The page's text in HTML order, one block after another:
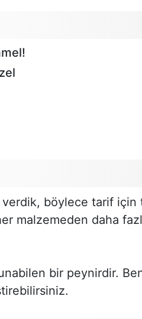
verdik, böylece tarif
malzemeden daha
bir peynirdir.